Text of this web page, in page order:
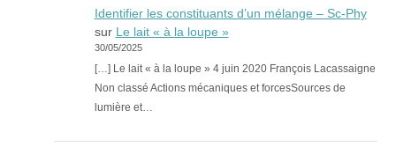
Identifier les constituants d’un mélange – Sc-Phy
sur Le lait « à la loupe »
30/05/2025
[…] Le lait « à la loupe » 4 juin 2020 François Lacassaigne
Non classé Actions mécaniques et forcesSources de
lumière et…